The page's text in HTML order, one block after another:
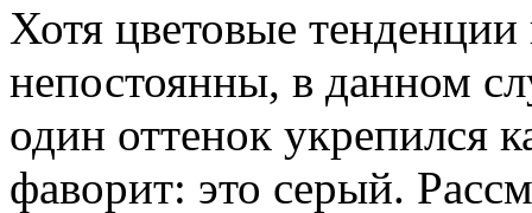
Хотя цветовые тенденции
непостоянны, в данном
один оттенок укрепился
фаворит: это серый.